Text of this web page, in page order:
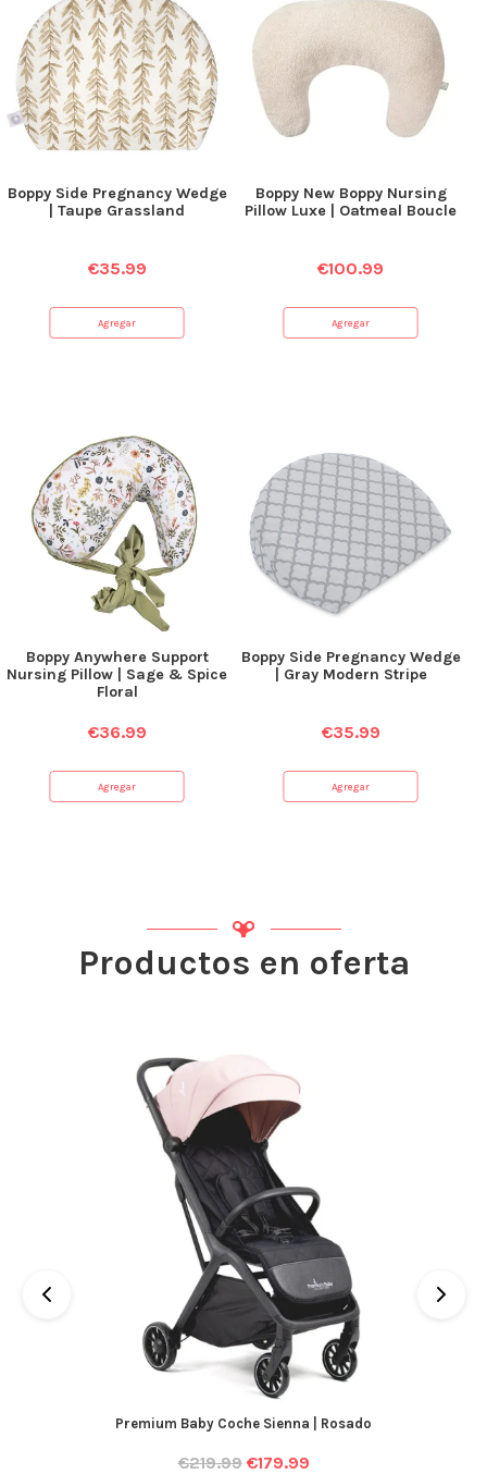
Boppy Side Pregnancy Wedge
| Taupe Grassland
€35.99
Agregar
Boppy New Boppy Nursing
Pillow Luxe | Oatmeal Boucle
€100.99
Agregar
Boppy Anywhere Support
Nursing Pillow | Sage & Spice
Floral
€36.99
Agregar
Boppy Side Pregnancy Wedge
| Gray Modern Stripe
€35.99
Agregar
Productos en oferta
Premium Baby Coche Sienna | Rosado
€219.99 €179.99